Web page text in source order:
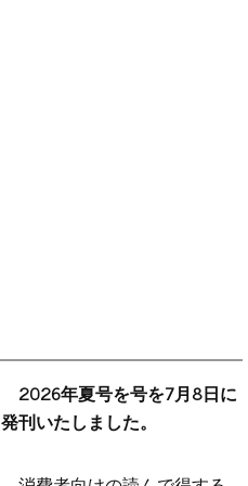
2026年夏号を号を7月8日に
発刊いたしました。